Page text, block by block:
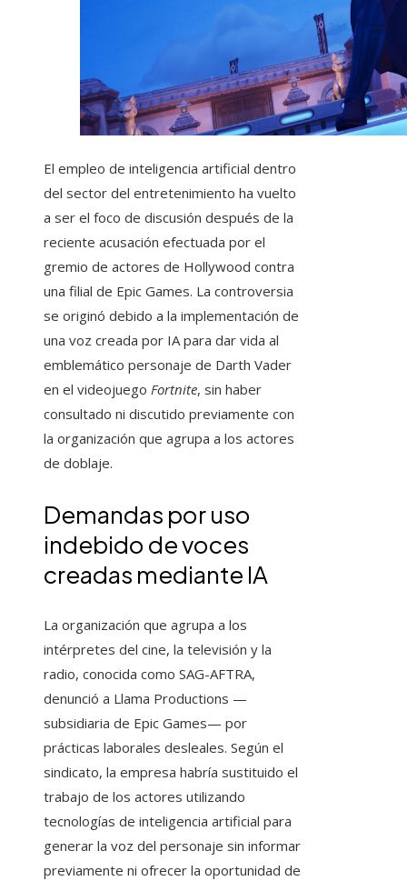
El empleo de inteligencia artificial dentro
del sector del entretenimiento ha vuelto
a ser el foco de discusión después de la
reciente acusación efectuada por el
gremio de actores de Hollywood contra
una filial de Epic Games. La controversia
se originó debido a la implementación de
una voz creada por IA para dar vida al
emblemático personaje de Darth Vader
en el videojuego Fortnite, sin haber
consultado ni discutido previamente con
la organización que agrupa a los actores
de doblaje.
Demandas por uso
indebido de voces
creadas mediante IA
La organización que agrupa a los
intérpretes del cine, la televisión y la
radio, conocida como SAG-AFTRA,
denunció a Llama Productions —
subsidiaria de Epic Games— por
prácticas laborales desleales. Según el
sindicato, la empresa habría sustituido el
trabajo de los actores utilizando
tecnologías de inteligencia artificial para
generar la voz del personaje sin informar
previamente ni ofrecer la oportunidad de